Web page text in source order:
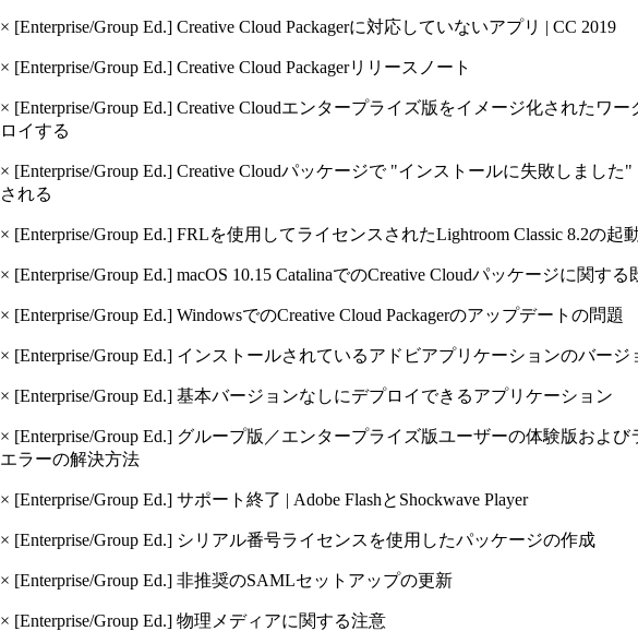
× [Enterprise/Group Ed.] Creative Cloud Packagerに対応していないアプリ | CC 2019
× [Enterprise/Group Ed.] Creative Cloud Packagerリリースノート
× [Enterprise/Group Ed.] Creative Cloudエンタープライズ版をイメージ化されたワ
ロイする
× [Enterprise/Group Ed.] Creative Cloudパッケージで "インストールに失敗しました
される
× [Enterprise/Group Ed.] FRLを使用してライセンスされたLightroom Classic 8.2の起
× [Enterprise/Group Ed.] macOS 10.15 CatalinaでのCreative Cloudパッケージに関する
× [Enterprise/Group Ed.] WindowsでのCreative Cloud Packagerのアップデートの問題
× [Enterprise/Group Ed.] インストールされているアドビアプリケーションのバージ
× [Enterprise/Group Ed.] 基本バージョンなしにデプロイできるアプリケーション
× [Enterprise/Group Ed.] グループ版／エンタープライズ版ユーザーの体験版および
エラーの解決方法
× [Enterprise/Group Ed.] サポート終了 | Adobe FlashとShockwave Player
× [Enterprise/Group Ed.] シリアル番号ライセンスを使用したパッケージの作成
× [Enterprise/Group Ed.] 非推奨のSAMLセットアップの更新
× [Enterprise/Group Ed.] 物理メディアに関する注意